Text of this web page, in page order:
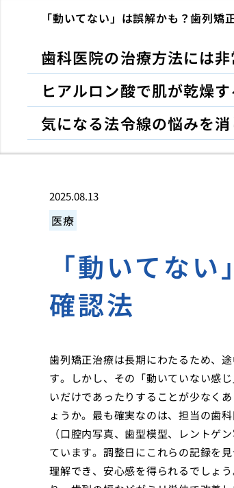
「動いてない」は誤解かも？歯列矯
歯科医院の治療方法には
ヒアルロン酸で肌が乾燥
気になる法令線の悩みを
2025.08.13
医療
「動いてな
確認法
歯列矯正治療は長期にわたるため、
す。しかし、その「動いていない感
いだけであったりすることが少なく
ょうか。最も確実なのは、担当の歯
（口腔内写真、歯型模型、レントゲ
ています。調整日にこれらの記録を
理解でき、安心感を得られるでしょ